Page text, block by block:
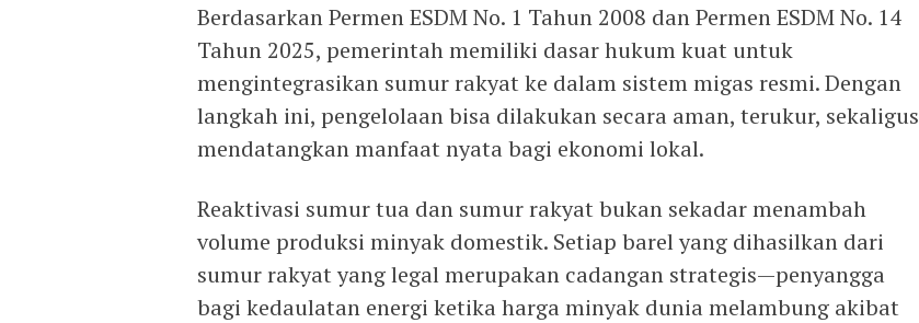
Berdasarkan Permen ESDM No. 1 Tahun 2008 dan Permen ESDM No. 14
Tahun 2025, pemerintah memiliki dasar hukum kuat untuk
mengintegrasikan sumur rakyat ke dalam sistem migas resmi. Dengan
langkah ini, pengelolaan bisa dilakukan secara aman, terukur, sekaligus
mendatangkan manfaat nyata bagi ekonomi lokal.
Reaktivasi sumur tua dan sumur rakyat bukan sekadar menambah
volume produksi minyak domestik. Setiap barel yang dihasilkan dari
sumur rakyat yang legal merupakan cadangan strategis—penyangga
bagi kedaulatan energi ketika harga minyak dunia melambung akibat